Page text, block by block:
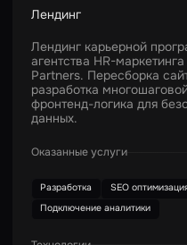
Лендинг
Лендинг карьерной
агентства HR-
Partners. Пересборка
разработка
фронтенд-логика для
данных.
Оказанные услуги
Разработка SEO
Подключение аналитики